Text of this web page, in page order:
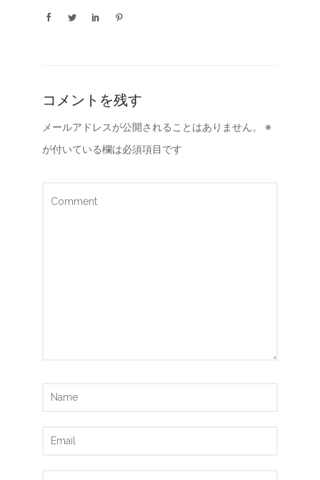
コメントを残す
メールアドレスが公開されることはありません。
※
が付いている欄は必須項目です